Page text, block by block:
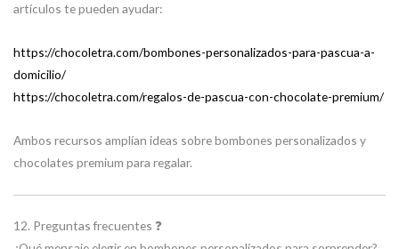
artículos te pueden ayudar:
https://chocoletra.com/bombones-personalizados-para-pascua-a-
domicilio/
https://chocoletra.com/regalos-de-pascua-con-chocolate-premium/
Ambos recursos amplían ideas sobre bombones personalizados y
chocolates premium para regalar.
12. Preguntas frecuentes ❓